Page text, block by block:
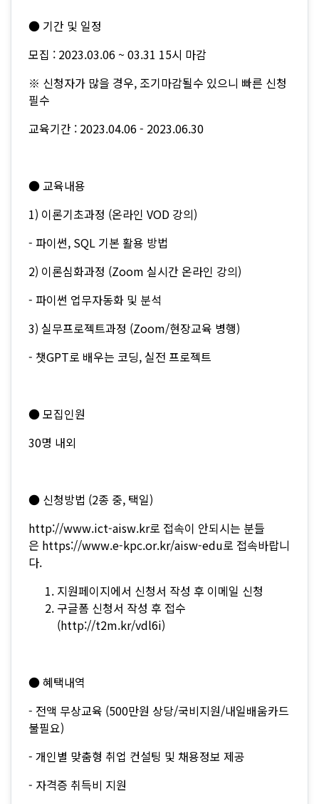
● 기간 및 일정
모집 : 2023.03.06 ~ 03.31 15시 마감
※ 신청자가 많을 경우, 조기마감될수 있으니 빠른 신청
필수
교육기간 : 2023.04.06 - 2023.06.30
● 교육내용
1) 이론기초과정 (온라인 VOD 강의)
- 파이썬, SQL 기본 활용 방법
2) 이론심화과정 (Zoom 실시간 온라인 강의)
- 파이썬 업무자동화 및 분석
3) 실무프로젝트과정 (Zoom/현장교육 병행)
- 챗GPT로 배우는 코딩, 실전 프로젝트
● 모집인원
30명 내외
● 신청방법 (2종 중, 택일)
http://www.ict-aisw.kr로 접속이 안되시는 분들
은 https://www.e-kpc.or.kr/aisw-edu로 접속바랍니
다.
지원페이지에서 신청서 작성 후 이메일 신청
구글폼 신청서 작성 후 접수
(http://t2m.kr/vdl6i)
● 혜택내역
- 전액 무상교육 (500만원 상당/국비지원/내일배움카드
불필요)
- 개인별 맞춤형 취업 컨설팅 및 채용정보 제공
- 자격증 취득비 지원